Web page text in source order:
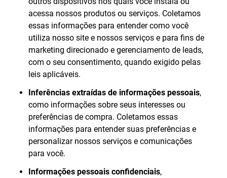
acessa nossos produtos ou serviços. Coletamos
essas informações para entender como você
utiliza nosso site e nossos serviços e para fins de
marketing direcionado e gerenciamento de leads,
com o seu consentimento, quando exigido pelas
leis aplicáveis.
Inferências extraídas de informações pessoais,
como informações sobre seus interesses ou
preferências de compra. Coletamos essas
informações para entender suas preferências e
personalizar nossos serviços e comunicações
para você.
Informações pessoais confidenciais,